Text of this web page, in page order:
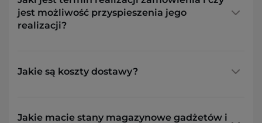
jest możliwość przyspieszenia jego
realizacji?
Jakie są koszty dostawy?
Jakie macie stany magazynowe gadżetów i